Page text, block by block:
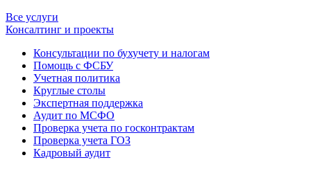
Все услуги
Консалтинг и проекты
Консультации по бухучету и налогам
Помощь с ФСБУ
Учетная политика
Круглые столы
Экспертная поддержка
Аудит по МСФО
Проверка учета по госконтрактам
Проверка учета ГОЗ
Кадровый аудит